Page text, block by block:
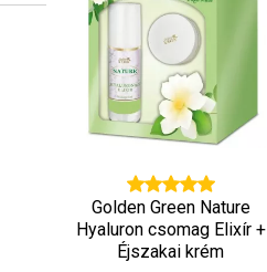
Golden Green Nature
Hyaluron csomag Elixír +
Éjszakai krém